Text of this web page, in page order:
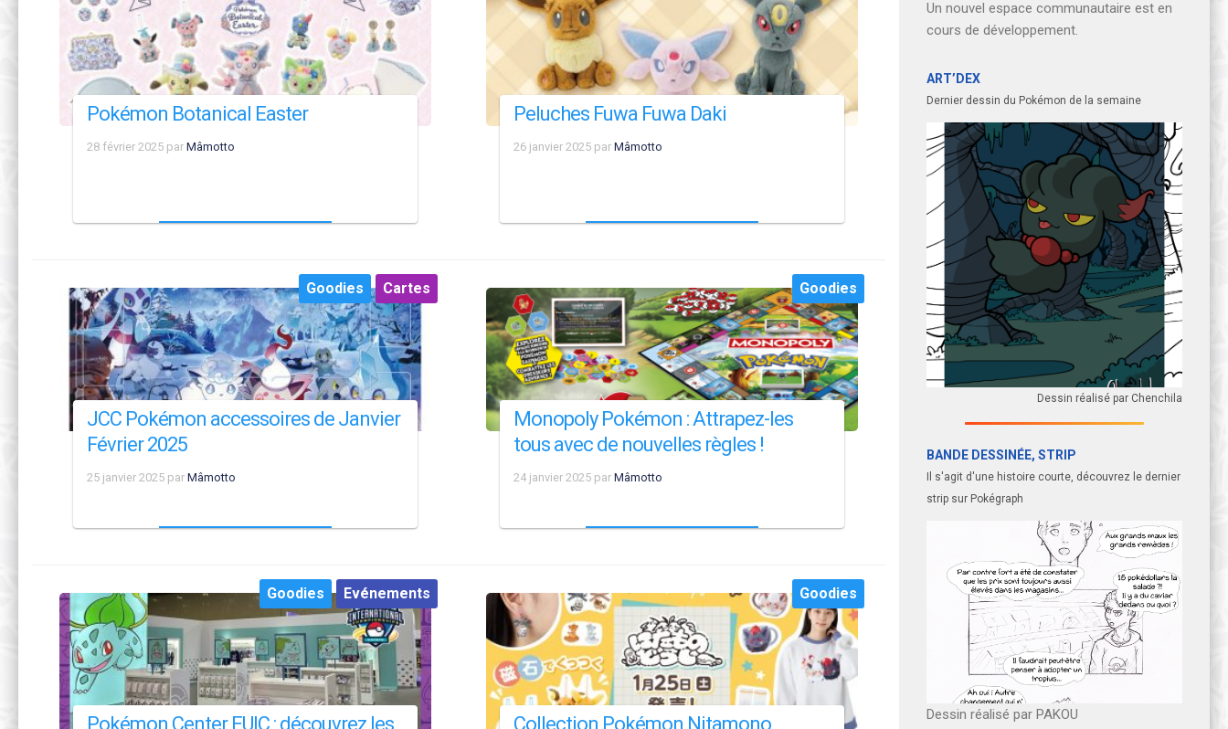
Pokémon Botanical Easter
28 février 2025 par Mâmotto
Peluches Fuwa Fuwa Daki
26 janvier 2025 par Mâmotto
Cartes
Goodies
JCC Pokémon accessoires de Janvier
Février 2025
25 janvier 2025 par Mâmotto
Goodies
Monopoly Pokémon : Attrapez-les
tous avec de nouvelles règles !
24 janvier 2025 par Mâmotto
Evénements
Goodies
Pokémon Center EUIC : découvrez les
Goodies
Collection Pokémon Nitamono
Un nouvel espace communautaire est en
cours de développement.
ART’DEX
Dernier dessin du Pokémon de la semaine
Dessin réalisé par Chenchila
BANDE DESSINÉE, STRIP
Il s'agit d'une histoire courte, découvrez le dernier
strip sur Pokégraph
Dessin réalisé par PAKOU